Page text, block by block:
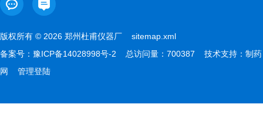
版权所有 © 2026 郑州杜甫仪器厂 sitemap.xml
备案号： 豫ICP备14028998号-2 总访问量：700387 技术支持： 制药
网
管理登陆